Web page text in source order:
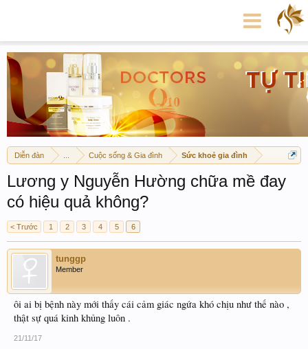
Diễn đàn Cuộc sống & Gia đình Sức khoẻ gia đình
Lương y Nguyễn Hường chữa mề đay
có hiệu quả không?
< Trước 1 2 3 4 5 6
tunggp
Member
ôi ai bị bệnh này mới thấy cái cảm giác ngứa khó chịu như thế nào ,
thật sự quá kinh khủng luôn .
21/11/17